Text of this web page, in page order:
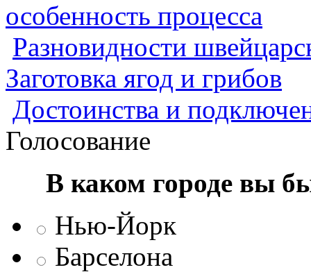
особенность процесса
Разновидности
Заготовка ягод и грибов
Достоинства и
Голосование
В каком городе вы
Нью-Йорк
Барселона